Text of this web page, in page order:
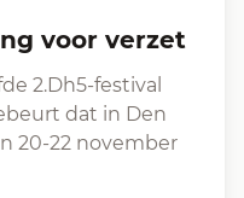
voor verzet
2.Dh5-festival
dat in Den
20-22 november